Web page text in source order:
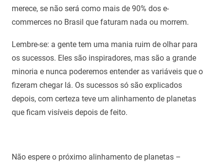
merece, se não será como mais de 90% dos e-
commerces no Brasil que faturam nada ou morrem.
Lembre-se: a gente tem uma mania ruim de olhar para
os sucessos. Eles são inspiradores, mas são a grande
minoria e nunca poderemos entender as variáveis que o
fizeram chegar lá. Os sucessos só são explicados
depois, com certeza teve um alinhamento de planetas
que ficam visíveis depois de feito.
Não espere o próximo alinhamento de planetas –